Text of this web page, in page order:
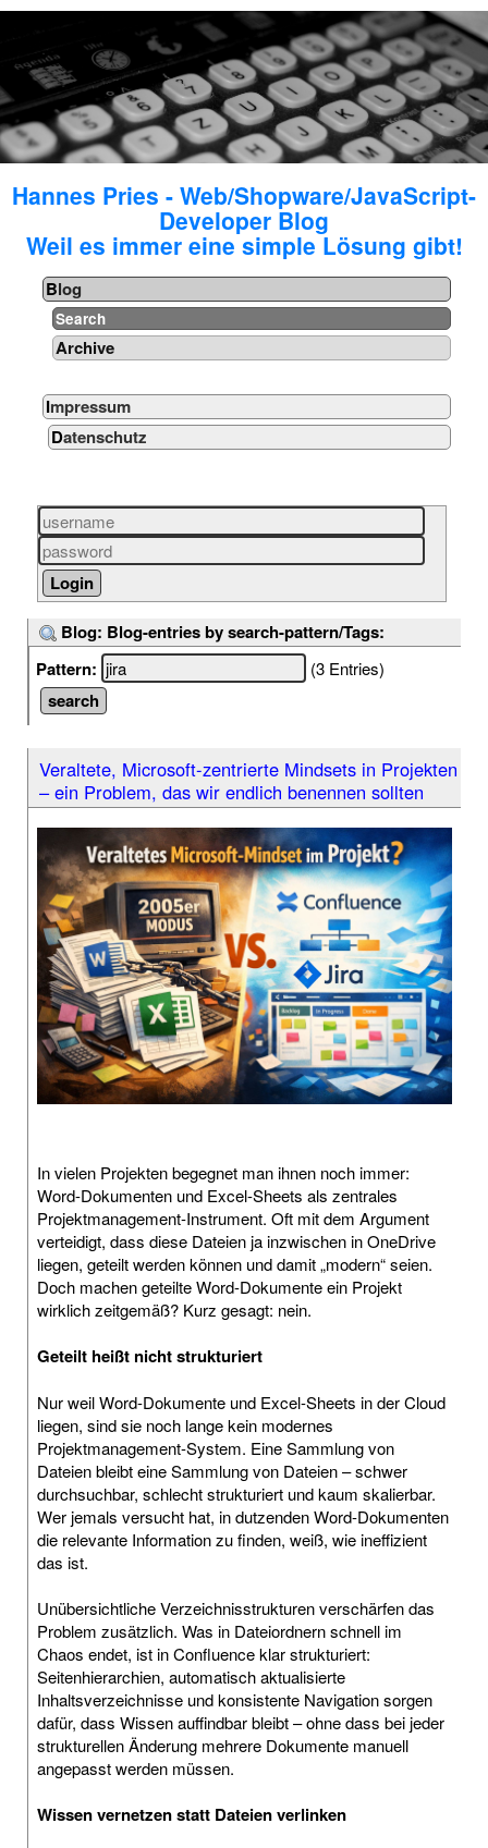
Hannes Pries - Web/Shopware/JavaScript-
Developer Blog
Weil es immer eine simple Lösung gibt!
Blog
Search
Archive
Impressum
Datenschutz
Blog: Blog-entries by search-pattern/Tags:
Pattern:
(3 Entries)
Veraltete, Microsoft-zentrierte Mindsets in Projekten
– ein Problem, das wir endlich benennen sollten
In vielen Projekten begegnet man ihnen noch immer:
Word-Dokumenten und Excel-Sheets als zentrales
Projektmanagement-Instrument. Oft mit dem Argument
verteidigt, dass diese Dateien ja inzwischen in OneDrive
liegen, geteilt werden können und damit „modern“ seien.
Doch machen geteilte Word-Dokumente ein Projekt
wirklich zeitgemäß? Kurz gesagt: nein.
Geteilt heißt nicht strukturiert
Nur weil Word-Dokumente und Excel-Sheets in der Cloud
liegen, sind sie noch lange kein modernes
Projektmanagement-System. Eine Sammlung von
Dateien bleibt eine Sammlung von Dateien – schwer
durchsuchbar, schlecht strukturiert und kaum skalierbar.
Wer jemals versucht hat, in dutzenden Word-Dokumenten
die relevante Information zu finden, weiß, wie ineffizient
das ist.
Unübersichtliche Verzeichnisstrukturen verschärfen das
Problem zusätzlich. Was in Dateiordnern schnell im
Chaos endet, ist in Confluence klar strukturiert:
Seitenhierarchien, automatisch aktualisierte
Inhaltsverzeichnisse und konsistente Navigation sorgen
dafür, dass Wissen auffindbar bleibt – ohne dass bei jeder
strukturellen Änderung mehrere Dokumente manuell
angepasst werden müssen.
Wissen vernetzen statt Dateien verlinken